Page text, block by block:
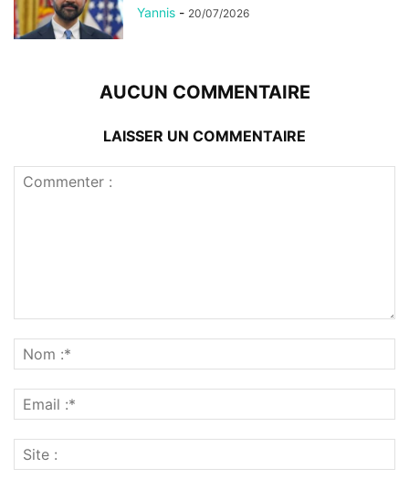
Yannis - 20/07/2026
AUCUN COMMENTAIRE
LAISSER UN COMMENTAIRE